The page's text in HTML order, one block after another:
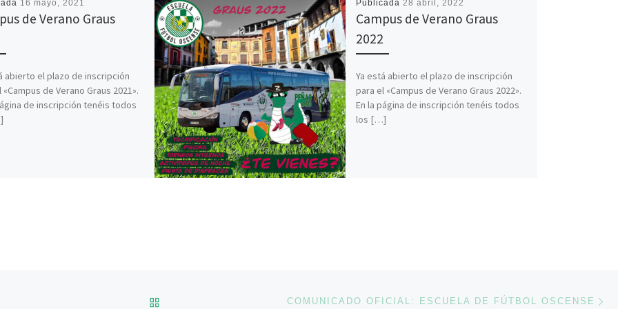
16 mayo, 2021
de Verano Graus
abierto el plazo de inscripción
de Verano Graus 2021».
de inscripción tenéis todos
Publicada 28 abril, 2022
Campus de Verano Graus
2022
Ya está abierto el plazo de inscripción
para el «Campus de Verano Graus 2022».
En la página de inscripción tenéis todos
los […]
VOLVER A LA LISTA DE ENTRADASCOMUNICADO OFICIAL: ESCUELA DE FÚTBOL OSCENSE